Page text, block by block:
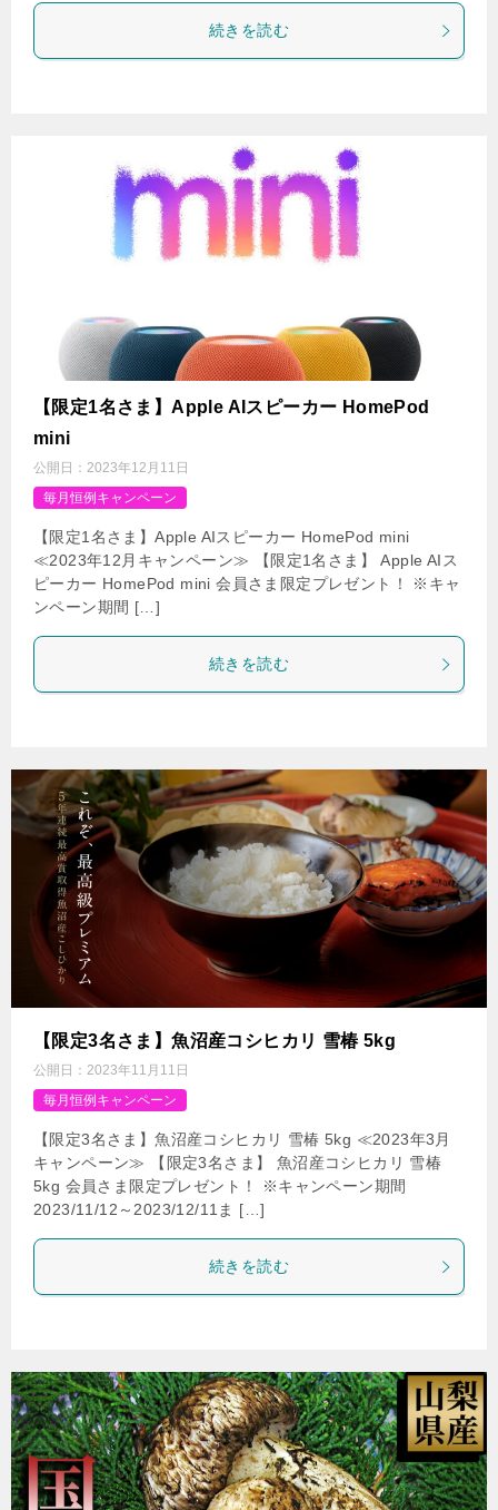
続きを読む
【限定1名さま】Apple AIスピーカー HomePod
mini
公開日： 2023年12月11日
毎月恒例キャンペーン
【限定1名さま】Apple AIスピーカー HomePod mini
≪2023年12月キャンペーン≫ 【限定1名さま】 Apple AIス
ピーカー HomePod mini 会員さま限定プレゼント！ ※キャ
ンペーン期間 […]
続きを読む
【限定3名さま】魚沼産コシヒカリ 雪椿 5kg
公開日： 2023年11月11日
毎月恒例キャンペーン
【限定3名さま】魚沼産コシヒカリ 雪椿 5kg ≪2023年3月
キャンペーン≫ 【限定3名さま】 魚沼産コシヒカリ 雪椿
5kg 会員さま限定プレゼント！ ※キャンペーン期間
2023/11/12～2023/12/11ま […]
続きを読む